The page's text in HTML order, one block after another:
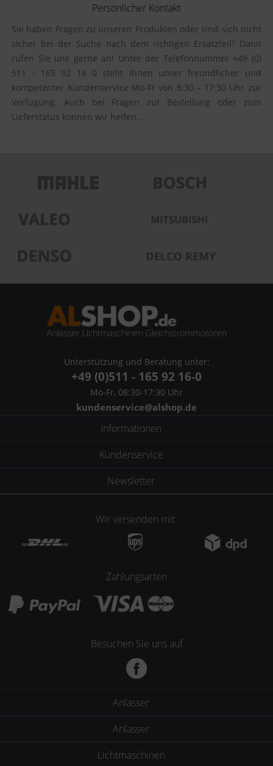
Persönlicher Kontakt
Sie haben Fragen zu unseren Produkten oder sind sich nicht
sicher bei der Suche nach dem richtigen Ersatzteil? Dann
rufen Sie uns gerne an! Unter der Telefonnummer +49 (0)
511 - 165 92 16 0 steht Ihnen unser freundlicher und
kompetenter Kundenservice Mo-Fr von 8:30 – 17:30 Uhr zur
Verfügung. Auch bei Fragen zur Bestellung oder zum
Lieferstatus können wir helfen..
Unterstützung und Beratung unter:
+49 (0)511 - 165 92 16-0
Mo-Fr, 08:30-17:30 Uhr
kundenservice@alshop.de
Informationen
Kundenservice
Newsletter
Wir versenden mit:
Zahlungsarten
Besuchen Sie uns auf
Anlasser
Anlasser
Lichtmaschinen